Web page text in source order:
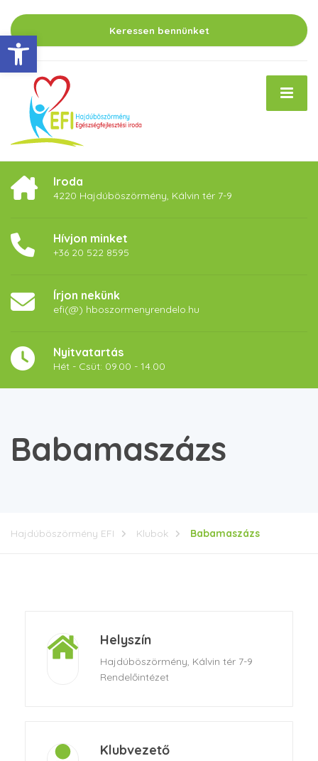
Eszköztár megnyitása
Keressen bennünket
Iroda
4220 Hajdúböszörmény, Kálvin tér 7-9
Hívjon minket
+36 20 522 8595
Írjon nekünk
efi(@) hboszormenyrendelo.hu
Nyitvatartás
Hét - Csüt: 09.00 - 14.00
Babamaszázs
Hajdúböszörmény EFI Klubok Babamaszázs
Helyszín
Hajdúböszörmény, Kálvin tér 7-9
Rendelőintézet
Klubvezető